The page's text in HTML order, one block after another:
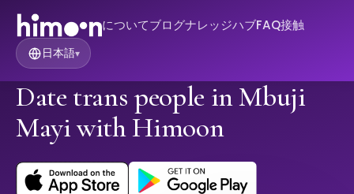
についてブログナレッジハブFAQ接触
日本語▾
Date trans people in Mbuji
Mayi with Himoon